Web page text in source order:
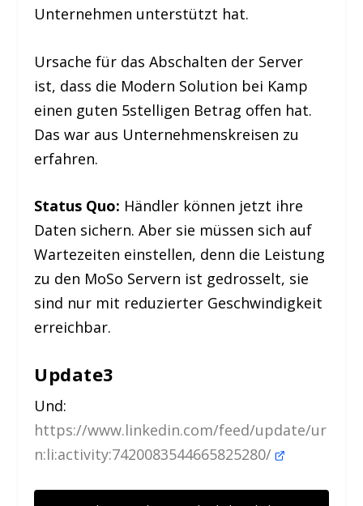
Unternehmen unterstützt hat.
Ursache für das Abschalten der Server
ist, dass die Modern Solution bei Kamp
einen guten 5stelligen Betrag offen hat.
Das war aus Unternehmenskreisen zu
erfahren.
Status Quo: Händler können jetzt ihre
Daten sichern. Aber sie müssen sich auf
Wartezeiten einstellen, denn die Leistung
zu den MoSo Servern ist gedrosselt, sie
sind nur mit reduzierter Geschwindigkeit
erreichbar.
Update3
Und:
https://www.linkedin.com/feed/update/ur
n:li:activity:7420083544665825280/